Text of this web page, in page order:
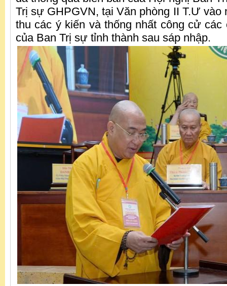
Trị sự GHPGVN, tại Văn phòng II T.Ư vào
thu các ý kiến và thống nhất công cử các
của Ban Trị sự tỉnh thành sau sáp nhập.